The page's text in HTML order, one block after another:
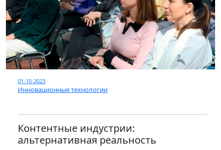
01-10-2023
Инновационные технологии
Контентные индустрии:
альтернативная реальность